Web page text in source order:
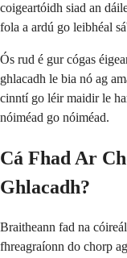
coigeartóidh siad an
fola a ardú go leibhéal
Ós rud é gur cógas
ghlacadh le bia nó ag
cinntí go léir maidir le
nóiméad go nóiméad.
Cá Fhad Ar
Ghlacadh?
Braitheann fad na
fhreagraíonn do chorp